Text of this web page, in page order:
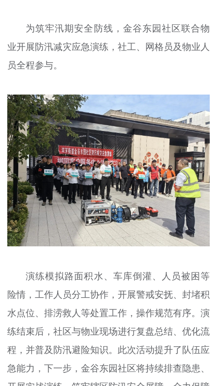
为筑牢汛期安全防线，金谷东园社区联合物
业开展防汛减灾应急演练，社工、网格员及物业人
员全程参与。
演练模拟路面积水、车库倒灌、人员被困等
险情，工作人员分工协作，开展警戒安抚、封堵积
水点位、排涝救人等处置工作，操作规范有序。演
练结束后，社区与物业现场进行复盘总结、优化流
程，并普及防汛避险知识。此次活动提升了队伍应
急能力，下一步，金谷东园社区将持续排查隐患、